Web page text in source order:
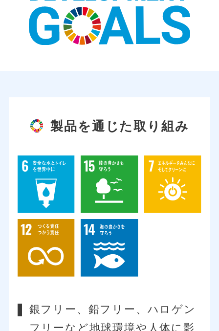
製品を通じた取り組み
銀フリー、鉛フリー、ハロゲン
フリーなど地球環境や人体に影